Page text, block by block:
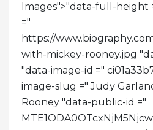
Images">"data-full-height
="
https://
with-mickey-rooney.jpg
"data-image-id ="
image-slug =" Judy
Rooney "data-public-id ="